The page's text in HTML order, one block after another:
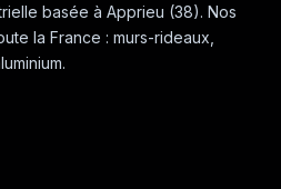
basée à Apprieu (38). Nos
la France : murs-rideaux,